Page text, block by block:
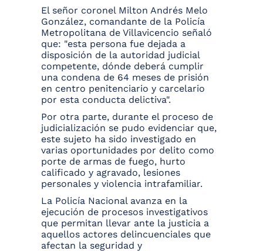
El señor coronel Milton Andrés Melo
González, comandante de la Policía
Metropolitana de Villavicencio señaló
que: "esta persona fue dejada a
disposición de la autoridad judicial
competente, dónde deberá cumplir
una condena de 64 meses de prisión
en centro penitenciario y carcelario
por esta conducta delictiva".
Por otra parte, durante el proceso de
judicialización se pudo evidenciar que,
este sujeto ha sido investigado en
varias oportunidades por delito como
porte de armas de fuego, hurto
calificado y agravado, lesiones
personales y violencia intrafamiliar.
La Policía Nacional avanza en la
ejecución de procesos investigativos
que permitan llevar ante la justicia a
aquellos actores delincuenciales que
afectan la seguridad y